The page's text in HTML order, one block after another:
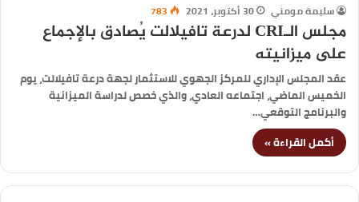
سليمة مومني
30 أكتوبر، 2021 783
مجلس الـCRI لدرعة تافيلالت يُصادق بالإجماع
على ميزانيته
عقد المجلس الإداري للمركز الجهوي للاستثمار لجهة درعة تافيلالت، يوم
الخميس الماضي، اجتماعه العادي، والذي خصص لدراسة الميزانية
والبرنامج التوقعي…
أكمل القراءة »